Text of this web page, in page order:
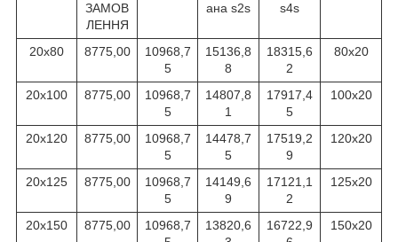
ЗАМОВ
ЛЕННЯ
ана s2s
s4s
20х80 8775,00
10968,7
5
15136,8
8
18315,6
2
80х20
20х100 8775,00
10968,7
5
14807,8
1
17917,4
5
100х20
20х120 8775,00
10968,7
5
14478,7
5
17519,2
9
120х20
20х125 8775,00
10968,7
5
14149,6
9
17121,1
2
125х20
20х150 8775,00
10968,7
13820,6
16722,9
150х20